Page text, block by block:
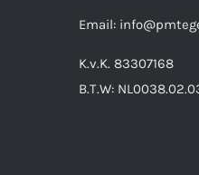
Email:
K.v.K. 83307168
B.T.W: